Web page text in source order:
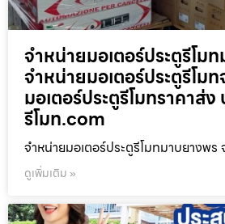
จำหน่ายมอเตอร์ประตูรีโม
จำหน่ายมอเตอร์ประตูรีโม
มอเตอร์ประตูรีโมทราคาส่ง
รีโมท.com
จำหน่ายมอเตอร์ประตูรีโมทมาบยางพร
ดูเพิ่มเติม »